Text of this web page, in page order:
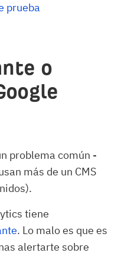
prueba
o
problema común -
más de un CMS
tiene
. Lo malo es que es
alertarte sobre